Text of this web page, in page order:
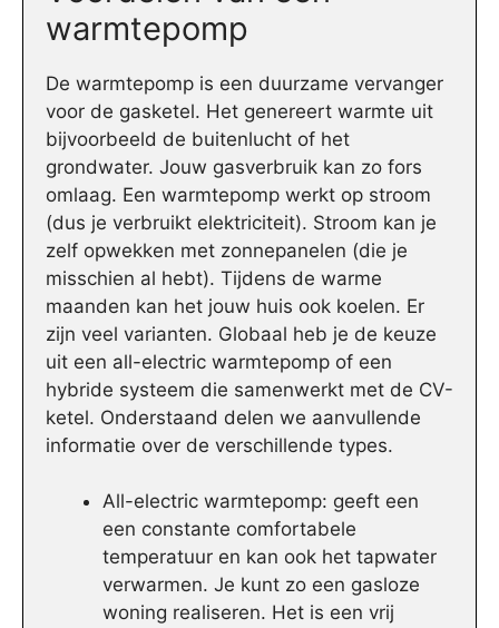
warmtepomp
De warmtepomp is een duurzame vervanger
voor de gasketel. Het genereert warmte uit
bijvoorbeeld de buitenlucht of het
grondwater. Jouw gasverbruik kan zo fors
omlaag. Een warmtepomp werkt op stroom
(dus je verbruikt elektriciteit). Stroom kan je
zelf opwekken met zonnepanelen (die je
misschien al hebt). Tijdens de warme
maanden kan het jouw huis ook koelen. Er
zijn veel varianten. Globaal heb je de keuze
uit een all-electric warmtepomp of een
hybride systeem die samenwerkt met de CV-
ketel. Onderstaand delen we aanvullende
informatie over de verschillende types.
All-electric warmtepomp: geeft een
een constante comfortabele
temperatuur en kan ook het tapwater
verwarmen. Je kunt zo een gasloze
woning realiseren. Het is een vrij